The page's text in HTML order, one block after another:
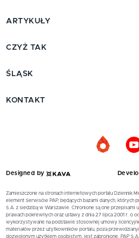
ARTYKUŁY
CZYŻ TAK
ŚLĄSK
KONTAKT
Designed by
Zamieszczone na stronach internetowych portalu Dziennik
element Serwisów PAP, będących bazami danych, których
S.A. z siedzibą w Warszawie. Chronione są one przepisami
prawach pokrewnych oraz ustawy z dnia 27 lipca 2001 r. o
wykorzystywane na podstawie stosownej umowy
materiałów przez użytkowników portalu, poza
dozwolonym użytkiem osobistym, jest zabronione. PAP